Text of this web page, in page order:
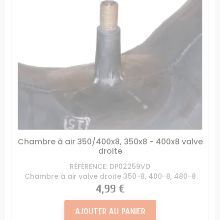
Chambre à air 350/400x8, 350x8 - 400x8 valve
droite
RÉFÉRENCE: DP02259VD
Chambre à air valve droite 350-8, 400-8, 480-8
Prix
4,99 €
AJOUTER AU PANIER